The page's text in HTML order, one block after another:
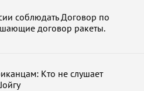
соблюдать Договор по
договор ракеты.
Кто не слушает